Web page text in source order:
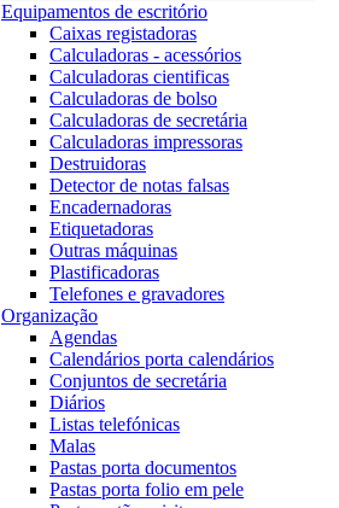
Equipamentos de escritório
Caixas registadoras
Calculadoras - acessórios
Calculadoras cientificas
Calculadoras de bolso
Calculadoras de secretária
Calculadoras impressoras
Destruidoras
Detector de notas falsas
Encadernadoras
Etiquetadoras
Outras máquinas
Plastificadoras
Telefones e gravadores
Organização
Agendas
Calendários porta calendários
Conjuntos de secretária
Diários
Listas telefónicas
Malas
Pastas porta documentos
Pastas porta folio em pele